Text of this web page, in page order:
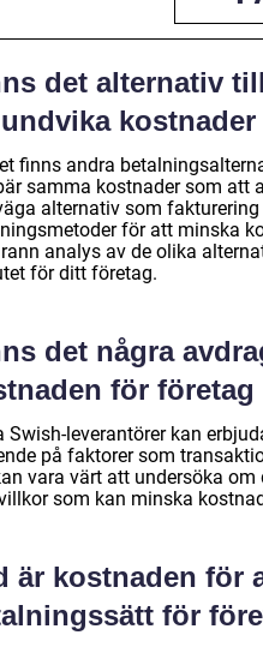
det alternativ
finns andra
samma kostnader som att
alternativ som
för att minska
analys av de olika
för ditt företag.
det några
för
Swish-leverantörer kan
på faktorer som
vara värt att undersöka
som kan minska
är kostnaden för
för